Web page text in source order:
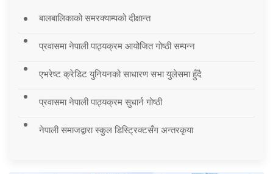
बालबालिकाको समरक्याम्पको दीक्षान्त
प्रवासमा नेपाली पाठ्यक्रम आयोजित गोष्ठी सम्पन्न
एभरेष्ट क्रेडिट युनियनको साधारण सभा युलेसमा हुँदै
प्रवासमा नेपाली पाठ्यक्रम सुधार्न गोष्ठी
नेपाली समाजद्वारा स्कुल डिस्ट्रिक्टसँग अन्तरकृया